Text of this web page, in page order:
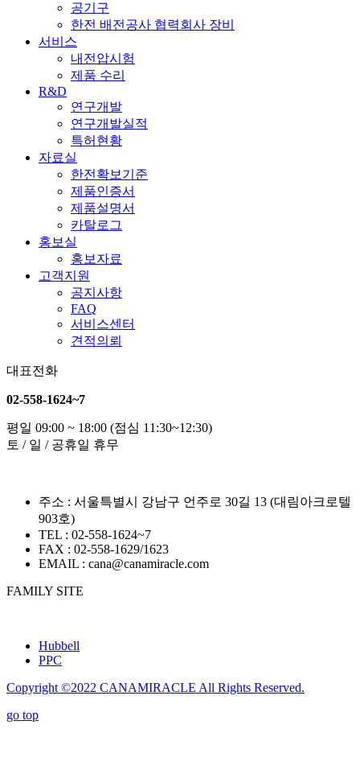
공기구
한전 배전공사 협력회사 장비
서비스
내전압시험
제품 수리
R&D
연구개발
연구개발실적
특허현황
자료실
한전확보기준
제품인증서
제품설명서
카탈로그
홍보실
홍보자료
고객지원
공지사항
FAQ
서비스센터
견적의뢰
대표전화
02-558-1624~7
평일 09:00 ~ 18:00 (점심 11:30~12:30)
토 / 일 / 공휴일 휴무
주소 : 서울특별시 강남구 언주로 30길 13 (대림아크로텔
903호)
TEL : 02-558-1624~7
FAX : 02-558-1629/1623
EMAIL : cana@canamiracle.com
FAMILY SITE
Hubbell
PPC
Copyright ©2022 CANAMIRACLE All Rights Reserved.
go top